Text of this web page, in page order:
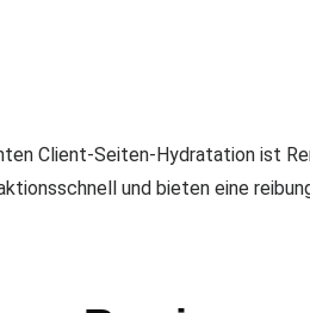
Client-Seiten-Hydratation ist
und bieten eine